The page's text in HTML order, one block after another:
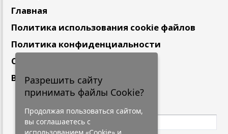
Главная
Политика использования cookie файлов
Политика конфиденциальности
Сотрудничество
Вакансии
Подпишитесь
Разрешить сайту
принимать файлы Cookie?
Продолжая пользоваться сайтом,
вы соглашаетесь с
использованием «Cookie» и